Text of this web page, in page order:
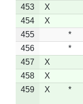
453
X
454
X
455
*
456
*
457
X
458
X
459
X *